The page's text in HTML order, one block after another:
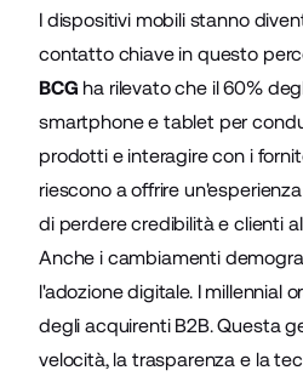
I dispositivi mobili stanno
contatto chiave in questo
BCG ha rilevato che il 60%
smartphone e tablet per
prodotti e interagire con i
riescono a offrire
di perdere credibilità e clienti
Anche i cambiamenti
l'adozione digitale. I millennial
degli acquirenti B2B. Questa
velocità, la trasparenza e la